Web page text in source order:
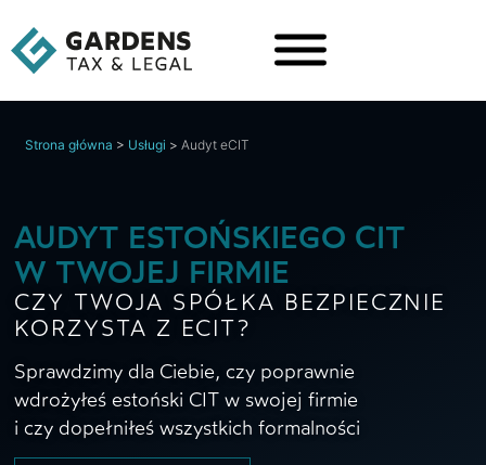
Strona główna > Usługi >Audyt eCIT
AUDYT ESTOŃSKIEGO CIT
W TWOJEJ FIRMIE
CZY TWOJA SPÓŁKA BEZPIECZNIE
KORZYSTA Z ECIT?
Sprawdzimy dla Ciebie, czy poprawnie
wdrożyłeś estoński CIT w swojej firmie
i czy dopełniłeś wszystkich formalności